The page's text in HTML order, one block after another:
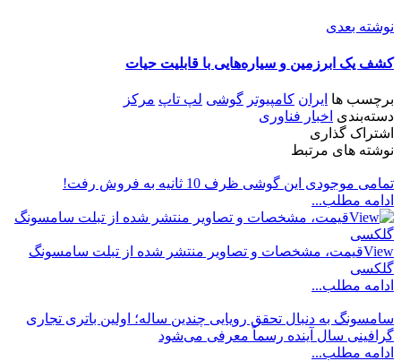
نوشته بعدی
کشف یک ابرزمین و سیاره‌هایی با قابلیت حیات
برچسب ها ایران کامپیوتر گوشی لپ تاپ مرکز
دسته‌بندی اخبار فناوری
اشتراک گذاری
نوشته های مرتبط
تمامی موجودی این گوشی ظرف 10 ثانیه به فروش رفت!
ادامه مطلب...
Viewقیمت، مشخصات و تصاویر منتشر شده از تبلت سامسونگ
گلکسی
ادامه مطلب...
سامسونگ به دنبال تحقق رویایی چندین ساله؛ اولین باتری تجاری
گرافینی سال آینده رسماً معرفی می‌شود
ادامه مطلب...